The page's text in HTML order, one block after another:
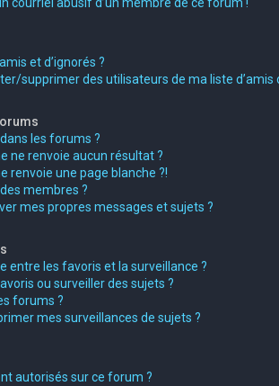
et d’ignorés ?
supprimer des utilisateurs de ma liste d’amis
les forums ?
ne renvoie aucun résultat ?
renvoie une page blanche ?!
membres ?
mes propres messages et sujets ?
entre les favoris et la surveillance ?
ou surveiller des sujets ?
forums ?
mes surveillances de sujets ?
autorisés sur ce forum ?